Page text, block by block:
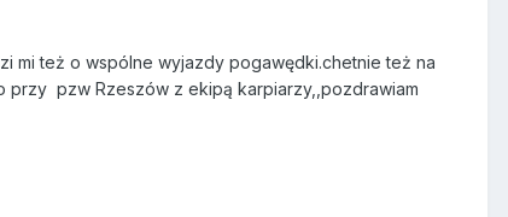
mi też o wspólne wyjazdy pogawędki.chetnie też na
przy pzw Rzeszów z ekipą karpiarzy,,pozdrawiam